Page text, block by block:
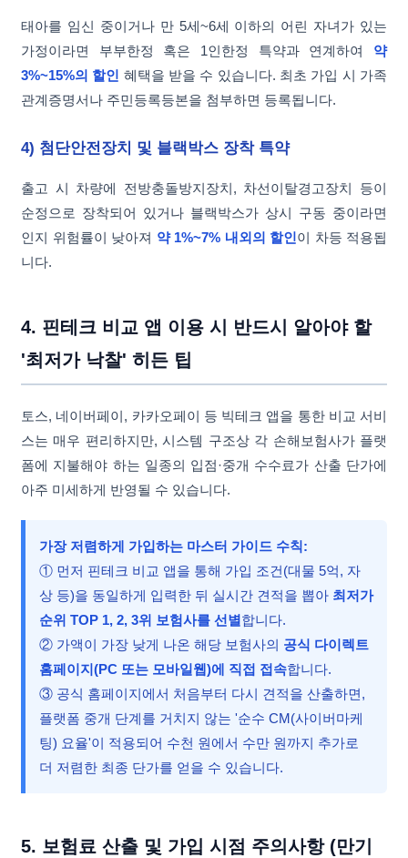
태아를 임신 중이거나 만 5세~6세 이하의 어린 자녀가 있는
가정이라면 부부한정 혹은 1인한정 특약과 연계하여 약
3%~15%의 할인 혜택을 받을 수 있습니다. 최초 가입 시 가족
관계증명서나 주민등록등본을 첨부하면 등록됩니다.
4) 첨단안전장치 및 블랙박스 장착 특약
출고 시 차량에 전방충돌방지장치, 차선이탈경고장치 등이
순정으로 장착되어 있거나 블랙박스가 상시 구동 중이라면
인지 위험률이 낮아져 약 1%~7% 내외의 할인이 차등 적용됩
니다.
4. 핀테크 비교 앱 이용 시 반드시 알아야 할
'최저가 낙찰' 히든 팁
토스, 네이버페이, 카카오페이 등 빅테크 앱을 통한 비교 서비
스는 매우 편리하지만, 시스템 구조상 각 손해보험사가 플랫
폼에 지불해야 하는 일종의 입점·중개 수수료가 산출 단가에
아주 미세하게 반영될 수 있습니다.
가장 저렴하게 가입하는 마스터 가이드 수칙:
① 먼저 핀테크 비교 앱을 통해 가입 조건(대물 5억, 자
상 등)을 동일하게 입력한 뒤 실시간 견적을 뽑아 최저가
순위 TOP 1, 2, 3위 보험사를 선별합니다.
② 가액이 가장 낮게 나온 해당 보험사의 공식 다이렉트
홈페이지(PC 또는 모바일웹)에 직접 접속합니다.
③ 공식 홈페이지에서 처음부터 다시 견적을 산출하면,
플랫폼 중개 단계를 거치지 않는 '순수 CM(사이버마케
팅) 요율'이 적용되어 수천 원에서 수만 원까지 추가로
더 저렴한 최종 단가를 얻을 수 있습니다.
5. 보험료 산출 및 가입 시점 주의사항 (만기